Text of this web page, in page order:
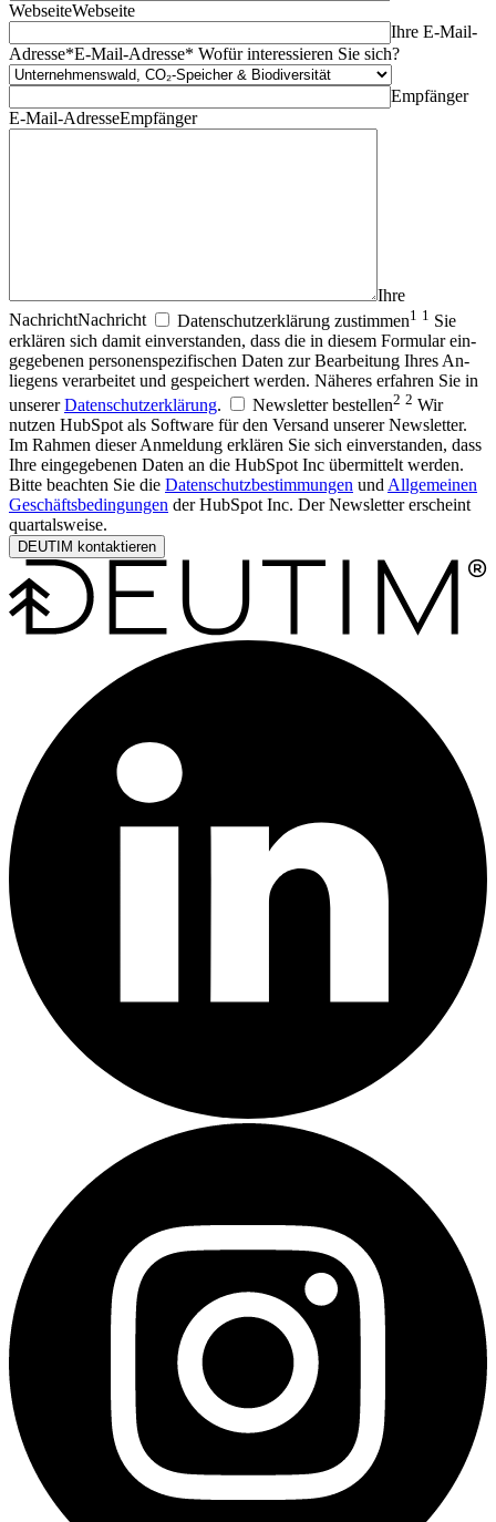
WebseiteWebseite
Ihre E-Mail-
Adresse*E-Mail-Adresse* Wofür interessieren Sie sich?
Empfänger
E-Mail-AdresseEmpfänger
Ihre
NachrichtNachricht Daten­schutz­erklärung zustimmen1 1 Sie
erklären sich damit ein­ver­standen, dass die in diesem Formular ein­
ge­gebenen personen­spezifischen Daten zur Be­arbeitung Ihres An­
liegens ver­arbeitet und ge­speichert werden. Näheres erfahren Sie in
unsererDaten­schutz­erklärung. Newsletter bestellen2 2 Wir
nutzen HubSpot als Soft­ware für den Versand unserer News­letter.
Im Rahmen dieser Anmeldung er­klären Sie sich ein­ver­standen, dass
Ihre ein­ge­gebenen Daten an die HubSpot Inc über­mittelt werden.
Bitte beachten Sie die Datenschutz­bestim­mungen und Allge­meinen
Geschäfts­bedin­gungen der HubSpot Inc. Der Newsletter erscheint
quartalsweise.